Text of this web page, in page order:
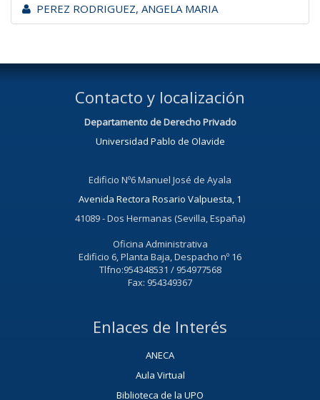
PEREZ RODRIGUEZ, ANGELA MARIA
Contacto y localización
Departamento de Derecho Privado
Universidad Pablo de Olavide
Edificio Nº6 Manuel José de Ayala
Avenida Rectora Rosario Valpuesta, 1
41089 - Dos Hermanas (Sevilla, España)
Oficina Administrativa
Edificio 6, Planta Baja, Despacho nº 16
Tlfno:954348531 / 954977568
Fax: 954349367
Enlaces de Interés
ANECA
Aula Virtual
Biblioteca de la UPO